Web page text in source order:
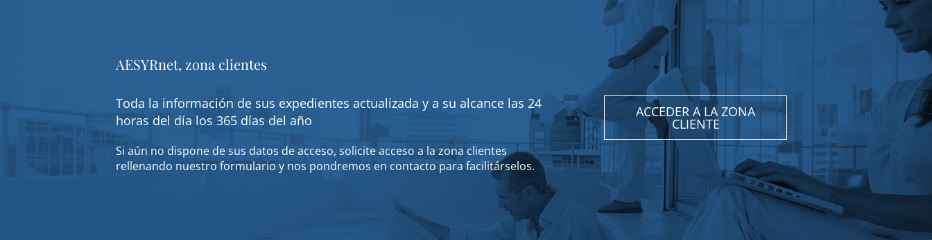
AESYRnet, zona clientes
Toda la información de sus expedientes actualizada y a su alcance las 24
horas del día los 365 días del año
Si aún no dispone de sus datos de acceso, solicite acceso a la zona clientes
rellenando nuestro formulario y nos pondremos en contacto para facilitárselos.
ACCEDER A LA ZONA
CLIENTE